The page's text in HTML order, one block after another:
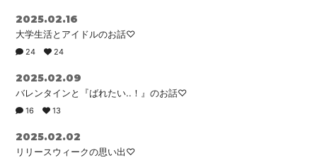
2025.02.16
大学生活とアイドルのお話♡
24 24
2025.02.09
バレンタインと『ばれたい..！』のお話♡
16 13
2025.02.02
リリースウィークの思い出♡